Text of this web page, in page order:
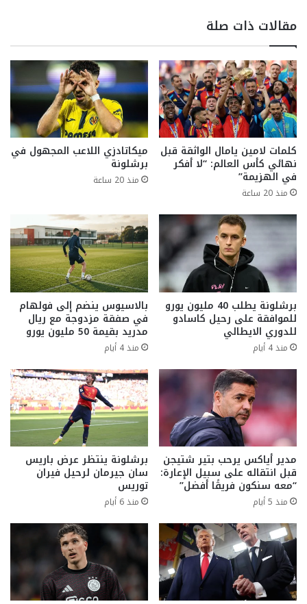
مقالات ذات صلة
كلمات لامين يامال الواثقة قبل
نهائي كأس العالم: “لا أفكر
في الهزيمة”
منذ 20 ساعة
ميكاتادزي اللاعب المجهول في
برشلونة
منذ 20 ساعة
برشلونة يطلب 40 مليون يورو
للموافقة على رحيل كاسادو
للدوري الايطالي
منذ 4 أيام
بالاسيوس ينضم إلى فولهام
في صفقة مزدوجة مع ريال
مدريد بقيمة 50 مليون يورو
منذ 4 أيام
مدير أياكس يرحب بتير شتيجن
قبل انتقاله على سبيل الإعارة:
“معه سنكون فريقًا أفضل”
منذ 5 أيام
برشلونة ينتظر عرض باريس
سان جيرمان لرحيل فيران
توريس
منذ 6 أيام